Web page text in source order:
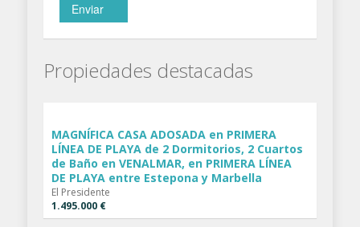
Enviar
Propiedades destacadas
MAGNÍFICA CASA ADOSADA en PRIMERA
LÍNEA DE PLAYA de 2 Dormitorios, 2 Cuartos
de Baño en VENALMAR, en PRIMERA LÍNEA
DE PLAYA entre Estepona y Marbella
El Presidente
1.495.000 €